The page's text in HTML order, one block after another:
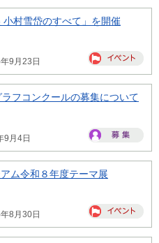
村雪岱のすべて」を開催
9月23日
フコンクールの募集について
9月4日
ム令和８年度テーマ展
8月30日